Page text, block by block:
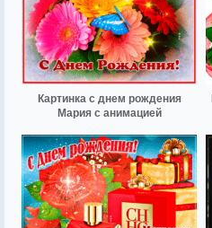
Картинка с днем рождения
Мария с анимацией